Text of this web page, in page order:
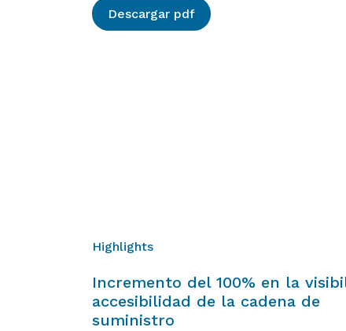
Descargar pdf
Highlights
Incremento del 100% en la
accesibilidad de la cadena de
suministro